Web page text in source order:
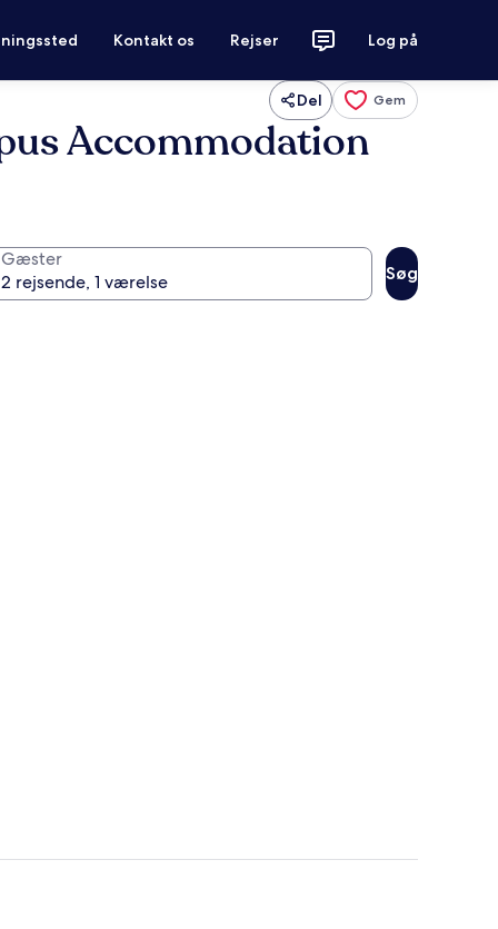
Kontakt os Rejser Log på
Del Gem
Accommodation
Gæster
Søg